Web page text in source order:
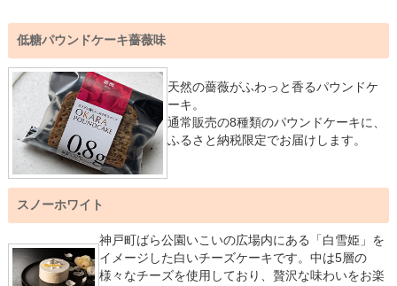
低糖パウンドケーキ薔薇味
天然の薔薇がふわっと香るパウンドケ
ーキ。
通常販売の8種類のパウンドケーキに、
ふるさと納税限定でお届けします。
スノーホワイト
神戸町ばら公園いこいの広場内にある「白雪姫」を
イメージした白いチーズケーキです。中は5層の
様々なチーズを使用しており、贅沢な味わいをお楽